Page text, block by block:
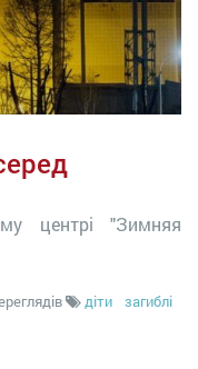
центрі "Зимняя
діти
загиблі